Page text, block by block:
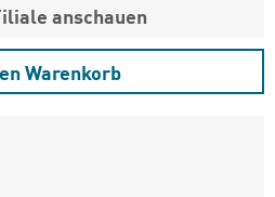
anschauen
Warenkorb